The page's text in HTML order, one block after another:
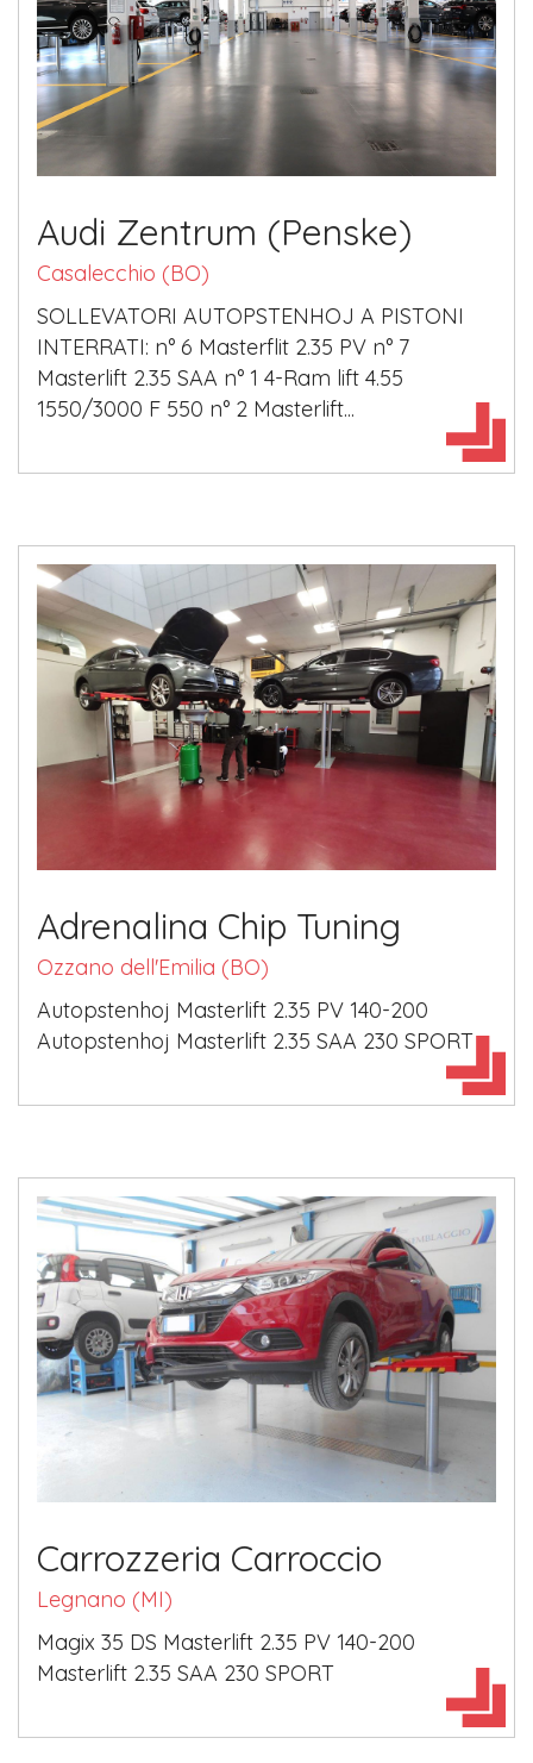
Audi Zentrum (Penske)
Casalecchio (BO)
SOLLEVATORI AUTOPSTENHOJ A PISTONI
INTERRATI: n° 6 Masterflit 2.35 PV n° 7
Masterlift 2.35 SAA n° 1 4-Ram lift 4.55
1550/3000 F 550 n° 2 Masterlift...
Adrenalina Chip Tuning
Ozzano dell'Emilia (BO)
Autopstenhoj Masterlift 2.35 PV 140-200
Autopstenhoj Masterlift 2.35 SAA 230 SPORT
Carrozzeria Carroccio
Legnano (MI)
Magix 35 DS Masterlift 2.35 PV 140-200
Masterlift 2.35 SAA 230 SPORT